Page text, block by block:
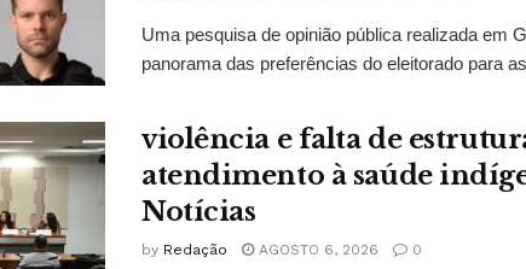
Uma pesquisa de opinião pública realizada em
panorama das preferências do eleitorado para
violência e falta de
atendimento à saúde
Notícias
by Redação AGOSTO 6, 2026 0